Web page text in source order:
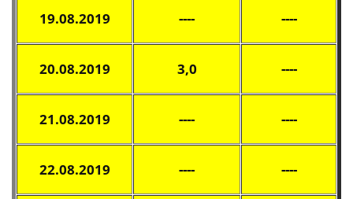
19.08.2019 ---- ----
20.08.2019 3,0 ----
21.08.2019 ---- ----
22.08.2019 ---- ----